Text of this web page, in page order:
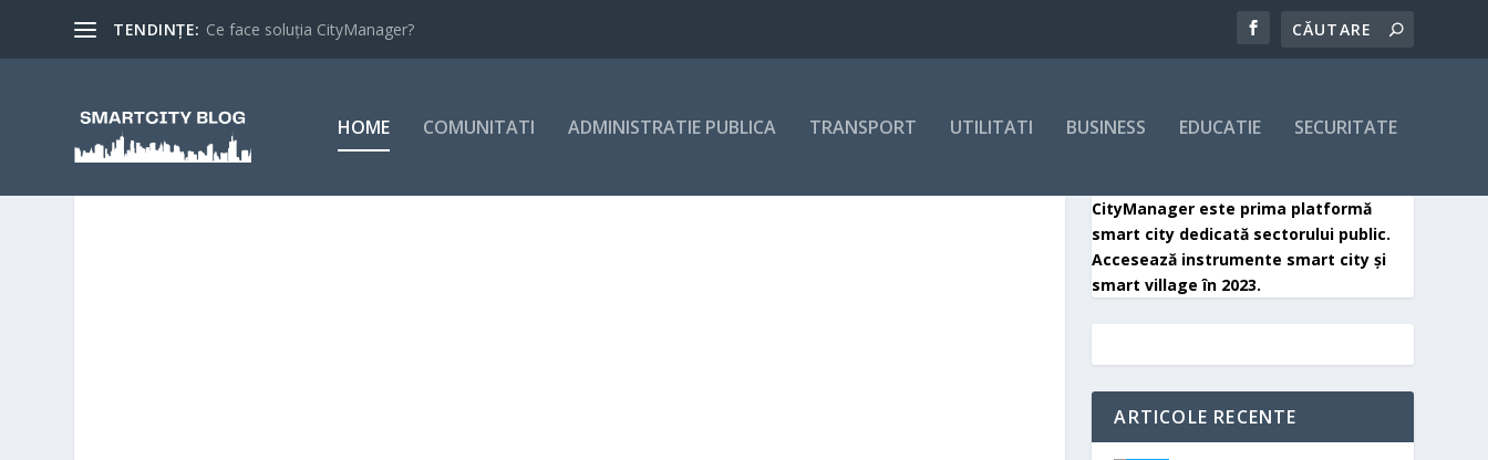
TENDINȚE: Rata de implementare a soluțiilor Smart City în adminis...
HOME COMUNITATI ADMINISTRATIE PUBLICA TRANSPORT UTILITATI BUSINESS EDUCATIE SECURITATE
CityManager este prima platformă
smart city dedicată sectorului public.
Accesează instrumente smart city și
smart village în 2023.
ARTICOLE RECENTE